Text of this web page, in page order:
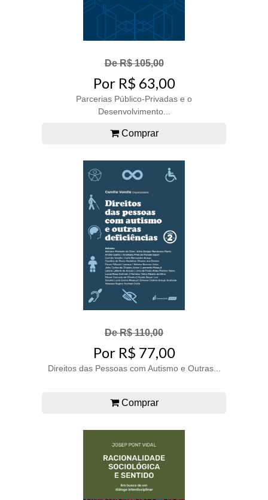
De R$ 105,00
Por R$ 63,00
Parcerias Público-Privadas e o
Desenvolvimento...
Comprar
De R$ 110,00
Por R$ 77,00
Direitos das Pessoas com Autismo e Outras...
Comprar